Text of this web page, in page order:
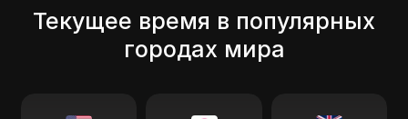
Текущее время в популярных
городах мира